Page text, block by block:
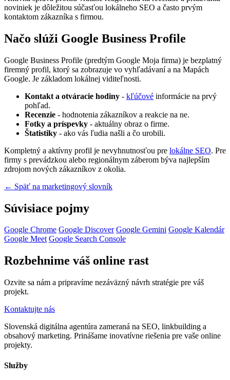
noviniek je dôležitou súčasťou lokálneho SEO a často prvým
kontaktom zákazníka s firmou.
Načo slúži Google Business Profile
Google Business Profile (predtým Google Moja firma) je bezplatný
firemný profil, ktorý sa zobrazuje vo vyhľadávaní a na Mapách
Google. Je základom lokálnej viditeľnosti.
Kontakt a otváracie hodiny - kľúčové informácie na prvý
pohľad.
Recenzie - hodnotenia zákazníkov a reakcie na ne.
Fotky a príspevky - aktuálny obraz o firme.
Štatistiky - ako vás ľudia našli a čo urobili.
Kompletný a aktívny profil je nevyhnutnosťou pre lokálne SEO. Pre
firmy s prevádzkou alebo regionálnym záberom býva najlepším
zdrojom nových zákazníkov z okolia.
← Späť na marketingový slovník
Súvisiace pojmy
Google Chrome Google Discover Google Gemini Google Kalendár
Google Meet Google Search Console
Rozbehnime váš online rast
Ozvite sa nám a pripravíme nezáväzný návrh stratégie pre váš
projekt.
Kontaktujte nás
Slovenská digitálna agentúra zameraná na SEO, linkbuilding a
obsahový marketing. Prinášame inovatívne riešenia pre vaše online
projekty.
Služby